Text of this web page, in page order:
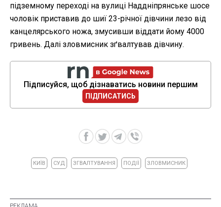
підземному переході на вулиці Наддніпрянське шосе
чоловік приставив до шиї 23-річної дівчини лезо від
канцелярського ножа, змусивши віддати йому 4000
гривень. Далі зловмисник зґвалтував дівчину.
Підписуйся, щоб дізнаватись новини першим
ПІДПИСАТИСЬ
КИЇВ СУД ЗГВАЛТУВАННЯ ПОДІЇ ЗЛОВМИСНИК